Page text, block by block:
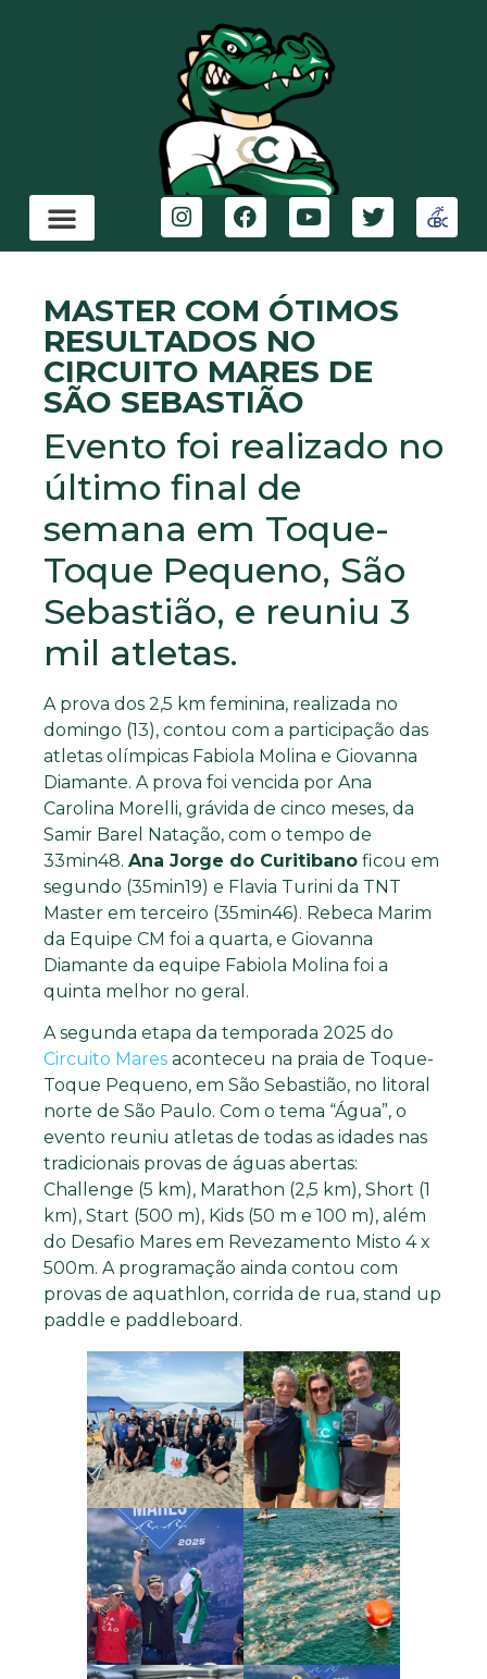
MASTER COM ÓTIMOS
RESULTADOS NO
CIRCUITO MARES DE
SÃO SEBASTIÃO
Evento foi realizado no
último final de
semana em Toque-
Toque Pequeno, São
Sebastião, e reuniu 3
mil atletas.
A prova dos 2,5 km feminina, realizada no
domingo (13), contou com a participação das
atletas olímpicas Fabiola Molina e Giovanna
Diamante. A prova foi vencida por Ana
Carolina Morelli, grávida de cinco meses, da
Samir Barel Natação, com o tempo de
33min48. Ana Jorge do Curitibano ficou em
segundo (35min19) e Flavia Turini da TNT
Master em terceiro (35min46). Rebeca Marim
da Equipe CM foi a quarta, e Giovanna
Diamante da equipe Fabiola Molina foi a
quinta melhor no geral.
A segunda etapa da temporada 2025 do
Circuito Mares aconteceu na praia de Toque-
Toque Pequeno, em São Sebastião, no litoral
norte de São Paulo. Com o tema “Água”, o
evento reuniu atletas de todas as idades nas
tradicionais provas de águas abertas:
Challenge (5 km), Marathon (2,5 km), Short (1
km), Start (500 m), Kids (50 m e 100 m), além
do Desafio Mares em Revezamento Misto 4 x
500m. A programação ainda contou com
provas de aquathlon, corrida de rua, stand up
paddle e paddleboard.